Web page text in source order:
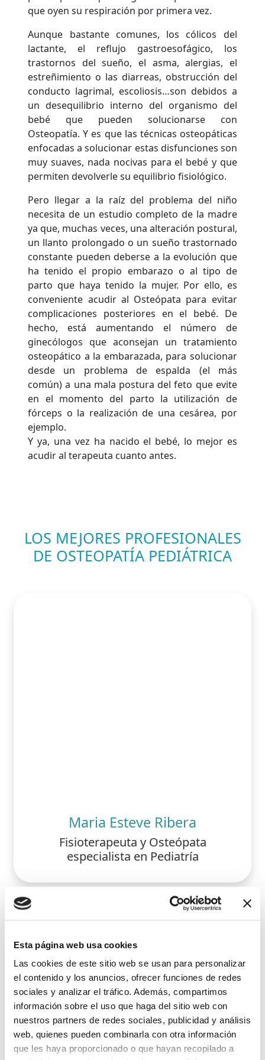
Esta página web usa cookies
Las cookies de este sitio web se usan para personalizar
el contenido y los anuncios, ofrecer funciones de redes
sociales y analizar el tráfico. Además, compartimos
información sobre el uso que haga del sitio web con
nuestros partners de redes sociales, publicidad y análisis
web, quienes pueden combinarla con otra información
que les haya proporcionado o que hayan recopilado a
que oyen su respiración por primera vez.
Aunque bastante comunes, los cólicos del
lactante, el reflujo gastroesofágico, los
trastornos del sueño, el asma, alergias, el
estreñimiento o las diarreas, obstrucción del
conducto lagrimal, escoliosis…son debidos a
un desequilibrio interno del organismo del
bebé que pueden solucionarse con
Osteopatía. Y es que las técnicas osteopáticas
enfocadas a solucionar estas disfunciones son
muy suaves, nada nocivas para el bebé y que
permiten devolverle su equilibrio fisiológico.
Pero llegar a la raíz del problema del niño
necesita de un estudio completo de la madre
ya que, muchas veces, una alteración postural,
un llanto prolongado o un sueño trastornado
constante pueden deberse a la evolución que
ha tenido el propio embarazo o al tipo de
parto que haya tenido la mujer. Por ello, es
conveniente acudir al Osteópata para evitar
complicaciones posteriores en el bebé. De
hecho, está aumentando el número de
ginecólogos que aconsejan un tratamiento
osteopático a la embarazada, para solucionar
desde un problema de espalda (el más
común) a una mala postura del feto que evite
en el momento del parto la utilización de
fórceps o la realización de una cesárea, por
ejemplo.
Y ya, una vez ha nacido el bebé, lo mejor es
acudir al terapeuta cuanto antes.
LOS MEJORES PROFESIONALES
DE OSTEOPATÍA PEDIÁTRICA
Maria Esteve Ribera
Fisioterapeuta y Osteópata
especialista en Pediatría